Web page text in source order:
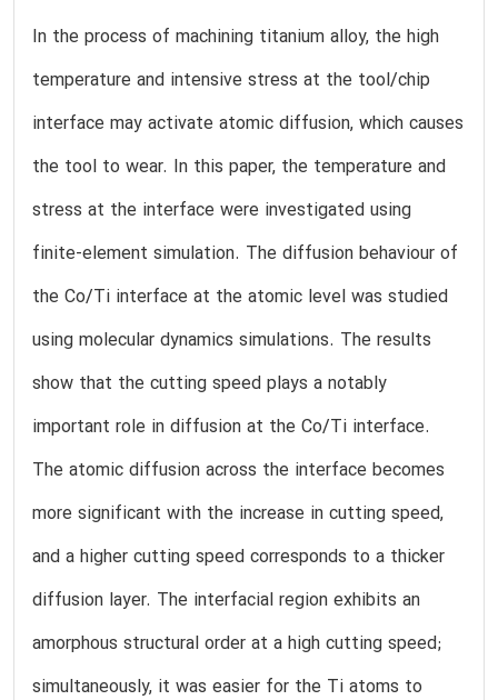
In the process of machining titanium alloy, the high
temperature and intensive stress at the tool/chip
interface may activate atomic diffusion, which causes
the tool to wear. In this paper, the temperature and
stress at the interface were investigated using
finite-element simulation. The diffusion behaviour of
the Co/Ti interface at the atomic level was studied
using molecular dynamics simulations. The results
show that the cutting speed plays a notably
important role in diffusion at the Co/Ti interface.
The atomic diffusion across the interface becomes
more significant with the increase in cutting speed,
and a higher cutting speed corresponds to a thicker
diffusion layer. The interfacial region exhibits an
amorphous structural order at a high cutting speed;
simultaneously, it was easier for the Ti atoms to